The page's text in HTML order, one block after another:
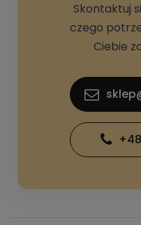
Skontaktuj
czego
Ciebie